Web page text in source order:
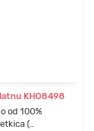
KHO8498
od 100%
(..